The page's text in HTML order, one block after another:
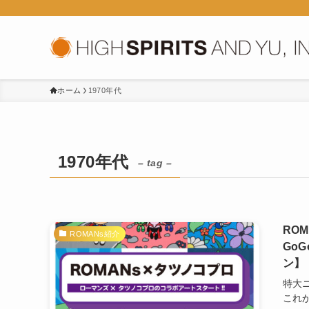
ホーム 1970年代
1970年代 – tag –
ROMANs紹介
ン】
特大
これ